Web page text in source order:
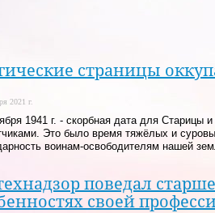
страницы
2021 г.
1941 г. - скорбная дата для
Это было время тяжёлых и
воинам-освободителям нашей
поведал
своей